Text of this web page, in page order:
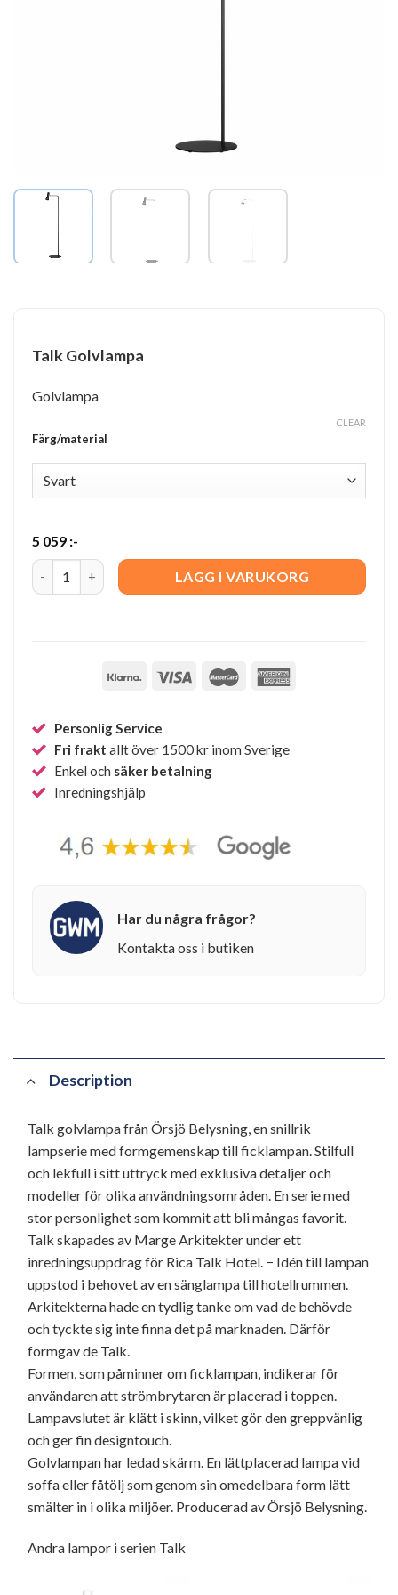
Talk Golvlampa
Golvlampa
Färg/material
CLEAR
5 059 :-
Talk Golvlampa quantity LÄGG I VARUKORG
Personlig Service
Fri frakt allt över 1500 kr inom Sverige
Enkel och säker betalning
Inredningshjälp
Har du några frågor?
Kontakta oss i butiken
Description
Talk golvlampa från Örsjö Belysning, en snillrik
lampserie med formgemenskap till ficklampan. Stilfull
och lekfull i sitt uttryck med exklusiva detaljer och
modeller för olika användningsområden. En serie med
stor personlighet som kommit att bli mångas favorit.
Talk skapades av Marge Arkitekter under ett
inredningsuppdrag för Rica Talk Hotel. − Idén till lampan
uppstod i behovet av en sänglampa till hotellrummen.
Arkitekterna hade en tydlig tanke om vad de behövde
och tyckte sig inte finna det på marknaden. Därför
formgav de Talk.
Formen, som påminner om ficklampan, indikerar för
användaren att strömbrytaren är placerad i toppen.
Lampavslutet är klätt i skinn, vilket gör den greppvänlig
och ger fin designtouch.
Golvlampan har ledad skärm. En lättplacerad lampa vid
soffa eller fåtölj som genom sin omedelbara form lätt
smälter in i olika miljöer. Producerad av Örsjö Belysning.
Andra lampor i serien Talk